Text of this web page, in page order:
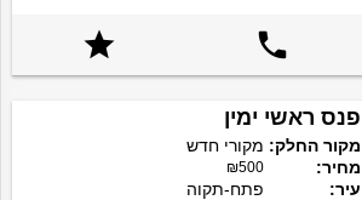


פנס ראשי ימין
מקור החלק: מקורי חדש
מחיר:
₪500
עיר:
פתח-תקוה